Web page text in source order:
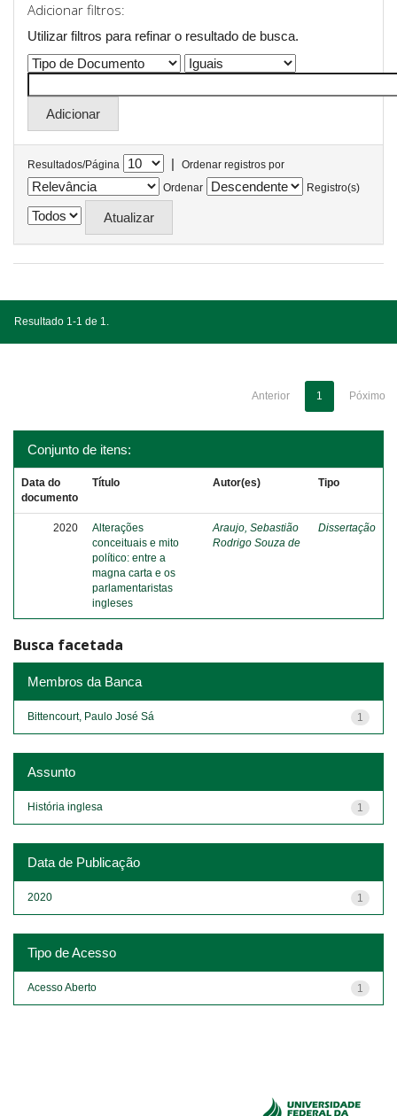
Adicionar filtros:
Utilizar filtros para refinar o resultado de busca.
Resultados/Página |
Ordenar registros por
Ordenar
Registro(s)
Resultado 1-1 de 1.
Anterior 1 Póximo
Conjunto de itens:
Data do
documento
Título Autor(es) Tipo
2020
Alterações
conceituais e mito
político: entre a
magna carta e os
parlamentaristas
ingleses
Araujo, Sebastião
Rodrigo Souza de
Dissertação
Busca facetada
Membros da Banca
1
Bittencourt, Paulo José Sá
Assunto
1
História inglesa
Data de Publicação
1
2020
Tipo de Acesso
1
Acesso Aberto